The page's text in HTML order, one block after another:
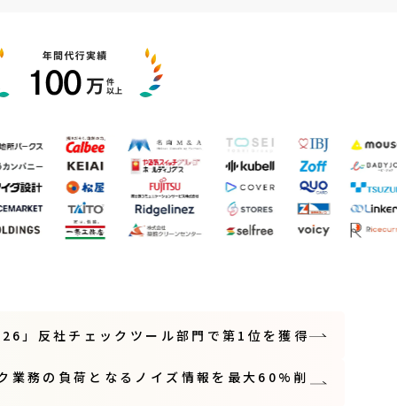
」反社チェックツール部門で第1位を獲得
務の負荷となるノイズ情報を最大60%削